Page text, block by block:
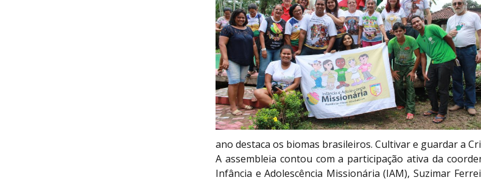
ano destaca os biomas brasileiros. Cultivar e guardar a
A assembleia contou com a participação ativa da
Infância e Adolescência Missionária (IAM), Suzimar